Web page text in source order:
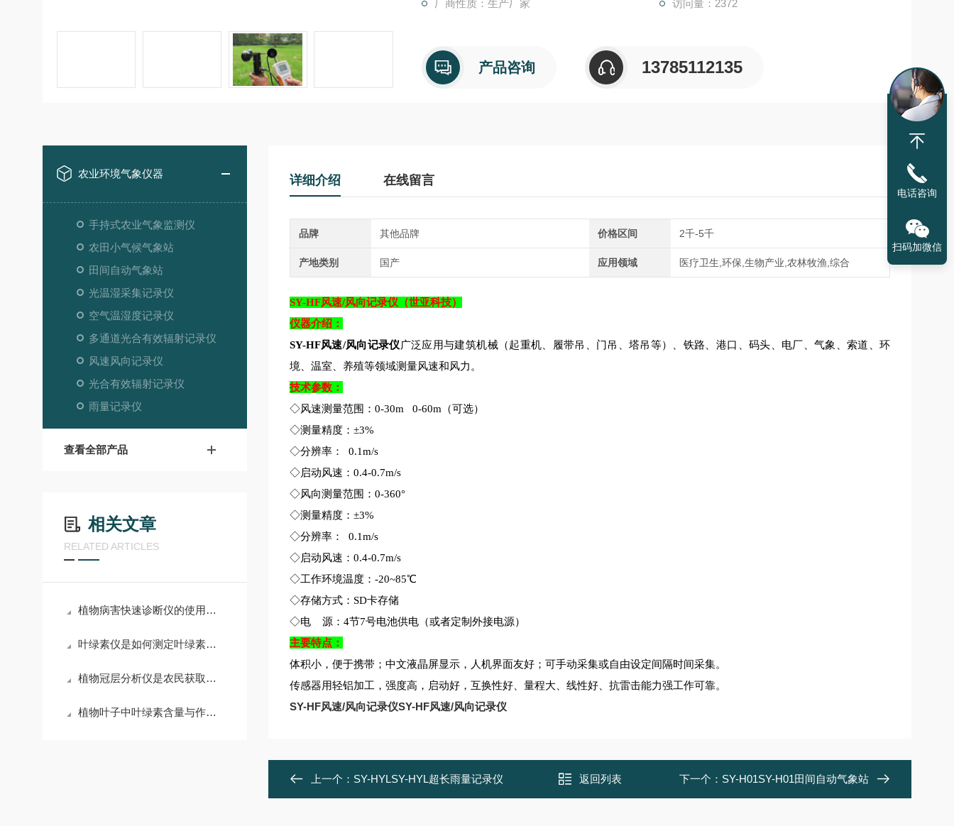
厂商性质：生产厂家 访问量：2372
产品咨询 13785112135
农业环境气象仪器
手持式农业气象监测仪
农田小气候气象站
田间自动气象站
光温湿采集记录仪
空气温湿度记录仪
多通道光合有效辐射记录仪
风速风向记录仪
光合有效辐射记录仪
雨量记录仪
查看全部产品
相关文章
RELATED ARTICLES
植物病害快速诊断仪的使用方法
叶绿素仪是如何测定叶绿素的呢
植物冠层分析仪是农民获取作物冠层数据的重要工具
植物叶子中叶绿素含量与作物营养状况息息相关
详细介绍 在线留言
品牌 其他品牌 价格区间 2千-5千
产地类别 国产 应用领域 医疗卫生,环保,生物产业,农林牧渔,综合
SY-HF风速/风向记录仪（世亚科技）
仪器介绍：
SY-HF风速/风向记录仪广泛应用与建筑机械（起重机、履带吊、门吊、塔吊等）、铁路、港口、码头、电厂、气象、索道、环
境、温室、养殖等领域测量风速和风力。
技术参数：
◇风速测量范围：0-30m 0-60m（可选）
◇测量精度：±3%
◇分辨率： 0.1m/s
◇启动风速：0.4-0.7m/s
◇风向测量范围：0-360°
◇测量精度：±3%
◇分辨率： 0.1m/s
◇启动风速：0.4-0.7m/s
◇工作环境温度：-20~85℃
◇存储方式：SD卡存储
◇电 源：4节7号电池供电（或者定制外接电源）
主要特点：
体积小，便于携带；中文液晶屏显示，人机界面友好；可手动采集或自由设定间隔时间采集。
传感器用轻铝加工，强度高，启动好，互换性好、量程大、线性好、抗雷击能力强工作可靠。
SY-HF风速/风向记录仪SY-HF风速/风向记录仪
上一个： SY-HYLSY-HYL超长雨量记录仪 返回列表 下一个： SY-H01SY-H01田间自动气象站
电话咨询
扫码加微信